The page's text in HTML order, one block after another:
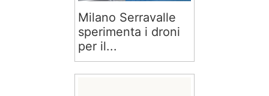
Milano Serravalle
sperimenta i droni
per il...